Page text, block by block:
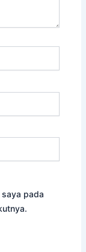
pada